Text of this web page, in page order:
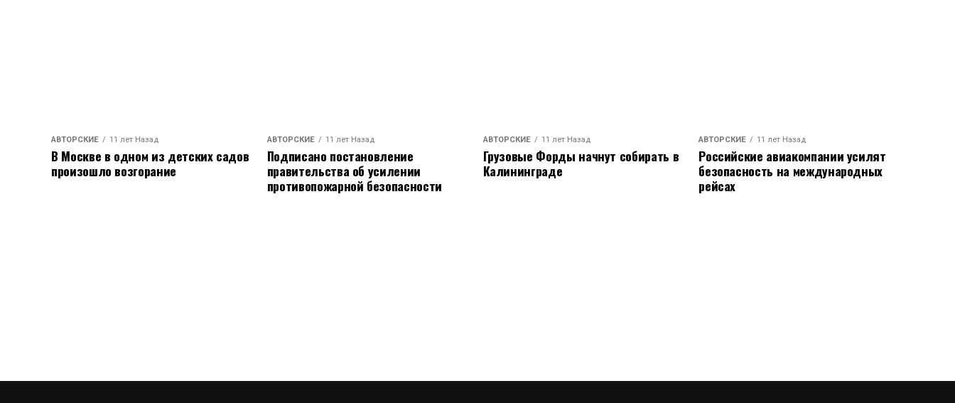
АВТОРСКИЕ 11 лет Назад
В Москве в одном из детских садов
произошло возгорание
АВТОРСКИЕ 11 лет Назад
Подписано постановление
правительства об усилении
противопожарной безопасности
АВТОРСКИЕ 11 лет Назад
Грузовые Форды начнут собирать в
Калининграде
АВТОРСКИЕ 11 лет Назад
Российские авиакомпании усилят
безопасность на международных
рейсах